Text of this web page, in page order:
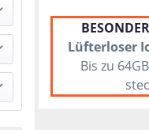
Lüfterloser
Bis zu